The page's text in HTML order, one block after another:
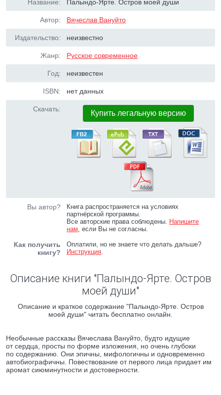
Название: Палындо-Ярте. Остров моей души
Автор: Вячеслав Вануйто
Издательство: неизвестно
Жанр: Русское современное
Год: неизвестен
ISBN: нет данных
Скачать: Купить легальную версию
Вы автор?
Книга распространяется на условиях
партнёрской программы.
Все авторские права соблюдены. Напишите
нам, если Вы не согласны.
Как получить
книгу?
Оплатили, но не знаете что делать дальше?
Инструкция.
Описание книги "Палындо-Ярте. Остров
моей души"
Описание и краткое содержание "Палындо-Ярте. Остров
моей души" читать бесплатно онлайн.
Необычные рассказы Вячеслава Вануйто, будто идущие
от сердца, просты по форме изложения, но очень глубоки
по содержанию. Они эпичны, мифологичны и одновременно
автобиографичны. Повествование от первого лица придает им
аромат сиюминутности и достоверности.